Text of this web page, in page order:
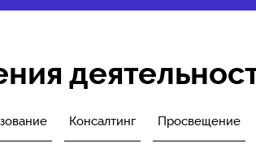
Консалтинг Просвещение